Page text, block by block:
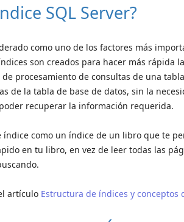
SQL Server?
como uno de los factores más
son creados para hacer más rápida
procesamiento de consultas de una
de la tabla de base de datos, sin la
recuperar la información requerida.
índice como un índice de un libro que te
en tu libro, en vez de leer todas las
artículo Estructura de índices y conceptos